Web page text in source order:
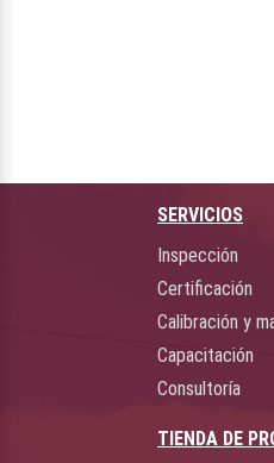
SERVICIOS
Inspección
Certificación
Calibración y
Capacitación
Consultoría
TIENDA DE